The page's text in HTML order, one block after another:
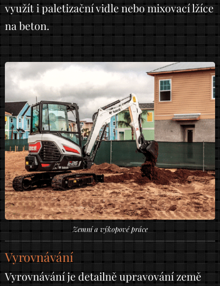
využít i paletizační vidle nebo mixovací lžíce
na beton.
Zemní a výkopové práce
Vyrovnávání
Vyrovnávání je detailně upravování země